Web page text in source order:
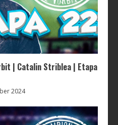
| Catalin Striblea | Etapa
2024